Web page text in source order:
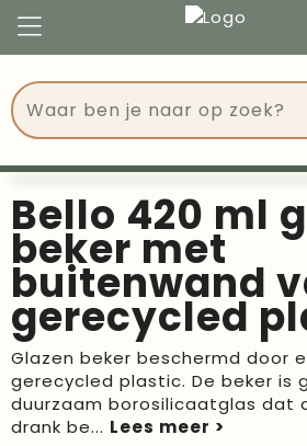
Tassen
Drinkwaren
Events
Give Aways
Geschenken
Kantoorartikelen
Congres
Events
Kerst
Verjaardagen
Voetbal, EK en WK
Bello 420 ml
beker met
buitenwand
gerecycled
Glazen beker beschermd door
gerecycled plastic. De beker is
duurzaam borosilicaatglas dat
drank be...